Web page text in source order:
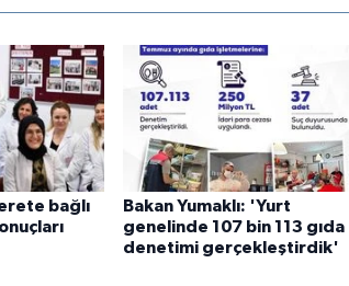
bağlı
Bakan Yumaklı: 'Yurt
genelinde 107 bin 113 gıda
denetimi gerçekleştirdik'